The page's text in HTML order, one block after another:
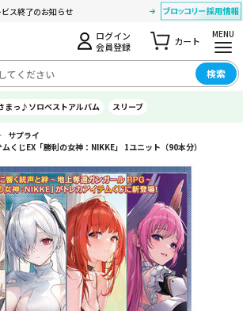
ビス終了のお知らせ
ログイン
会員登録
カート
MENU
検索
まっ♪ソロベストアルバム スリーブ
サプライ
くじEX「勝利の女神：NIKKE」 1ユニット（90本分）